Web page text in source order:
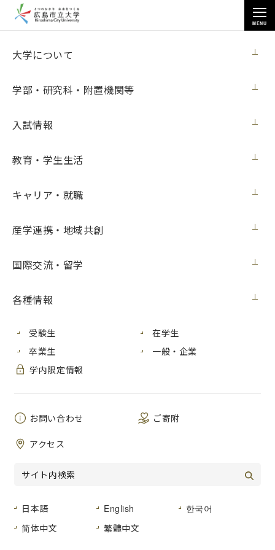
大学について
学部・研究科・附置機関等
入試情報
教育・学生生活
キャリア・就職
産学連携・地域共創
国際交流・留学
各種情報
受験生
在学生
卒業生
一般・企業
学内限定情報
アクセス
お問い合わせ ご寄附
日本語
English
简体中文
繁體中文
한국어
MENU
トップページ>お知らせ
お知らせ
芸術学研究科の学生らが「月刊美術デビュ
ー」に入選
芸術学研究科（博士後期課程）総合造形芸術専攻２年の佐藤
刊美術デビュー2017」に入選しました。
入選作品についての詳細はこちら
なお、入選作品は、次の展覧会で展示されます。
入選作品展
日時：2017年２月27日（月） – ３月４日（土） 11：00 –
場所：フジヰ画廊 （東京都中央区銀座２-８-５ 銀座石川ビ